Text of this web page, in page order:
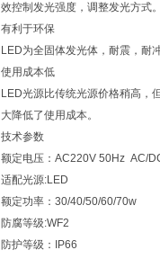
效控制发光强度，调整发光方式
有利于环保
LED为全固体发光体，耐震，耐
使用成本低
LED光源比传统光源价格稍高，
大降低了使用成本。
技术参数
额定电压：AC220V 50Hz AC/
适配光源:LED
额定功率：30/40/50/60/70w
防腐等级:WF2
防护等级：IP66